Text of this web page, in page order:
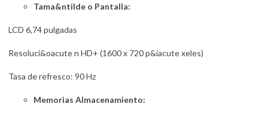
Tama&ntilde o Pantalla:
LCD 6,74 pulgadas
Resoluci&oacute n HD+ (1600 x 720 p&iacute xeles)
Tasa de refresco: 90 Hz
Memorias Almacenamiento: